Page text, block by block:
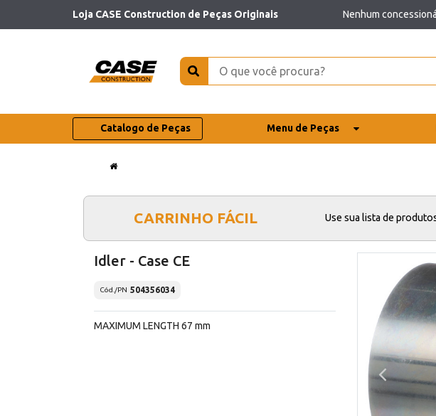
Loja CASE Construction de Peças Originais Nenhum
Catalogo de Peças Menu de Peças
CARRINHO FÁCIL Use sua lista de
Idler - Case CE
Cód./PN 504356034
MAXIMUM LENGTH 67 mm